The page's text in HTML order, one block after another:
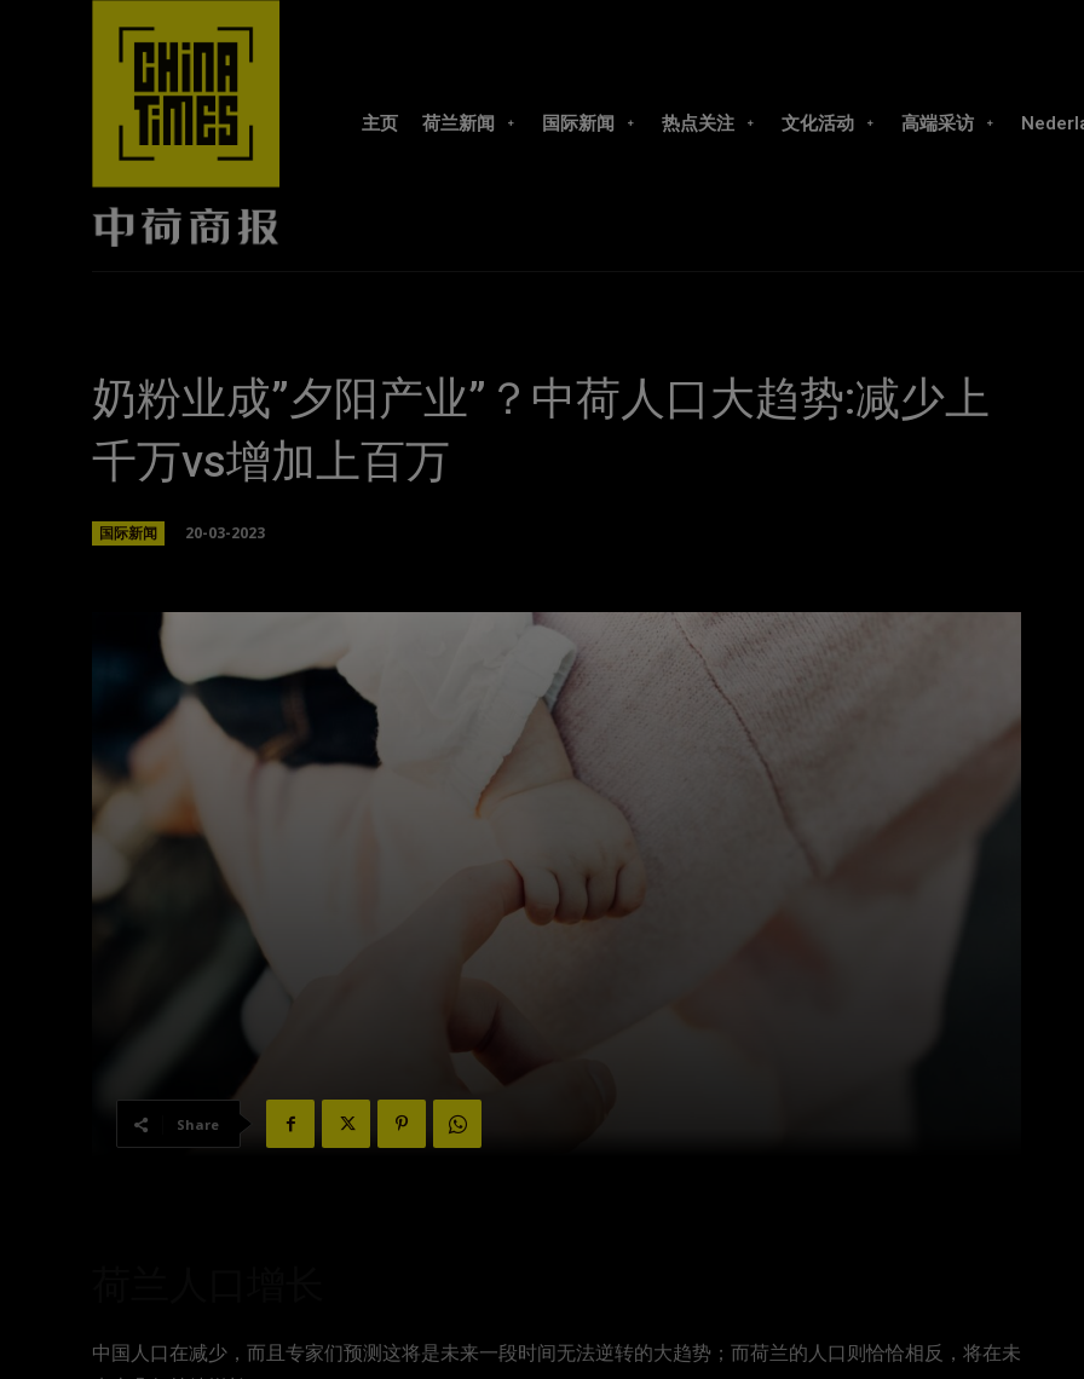
主页 荷兰新闻 国际新闻 热点关注 文化活动 高端采访
奶粉业成”夕阳产业”？中荷人口大趋势:减少上
千万vs增加上百万
国际新闻 20-03-2023
Share
中国人口在减少，而且专家们预测这将是未来一段时间无法逆转的大趋势；而荷兰的人口则恰恰相反，将在未